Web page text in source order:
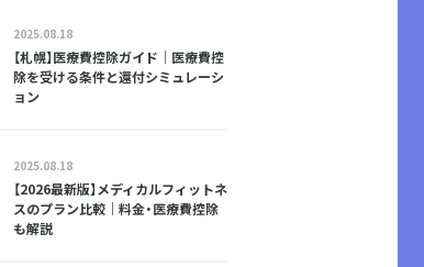
2025.08.18
【札幌】医療費控除ガイド｜医療費控
除を受ける条件と還付シミュレーシ
ョン
2025.08.18
【2026最新版】メディカルフィットネ
スのプラン比較｜料金・医療費控除
も解説